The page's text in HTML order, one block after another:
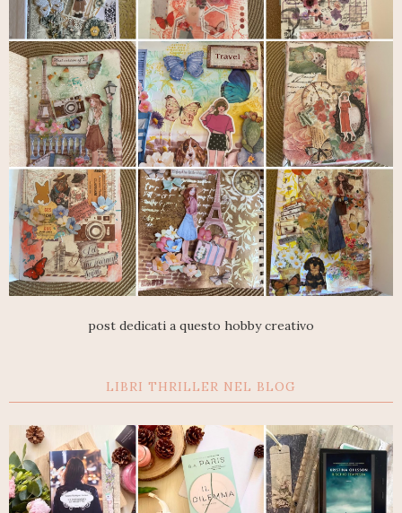
post dedicati a questo hobby creativo
LIBRI THRILLER NEL BLOG